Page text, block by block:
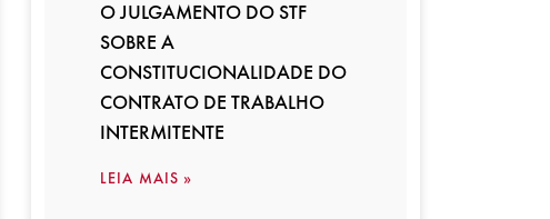
O JULGAMENTO DO STF
SOBRE A
CONSTITUCIONALIDADE DO
CONTRATO DE TRABALHO
INTERMITENTE
LEIA MAIS »